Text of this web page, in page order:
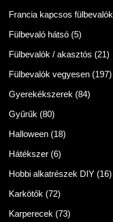
Francia kapcsos fülbevalók
Fülbevaló hátsó (5)
Fülbevalók / akasztós (21)
Fülbevalók vegyesen (197)
Gyerekékszerek (84)
Gyűrűk (80)
Halloween (18)
Hátékszer (6)
Hobbi alkatrészek DIY (16)
Karkötők (72)
Karperecek (73)